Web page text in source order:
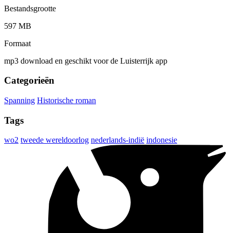
Bestandsgrootte
597 MB
Formaat
mp3 download en geschikt voor de Luisterrijk app
Categorieën
Spanning Historische roman
Tags
wo2 tweede wereldoorlog nederlands-indië indonesie